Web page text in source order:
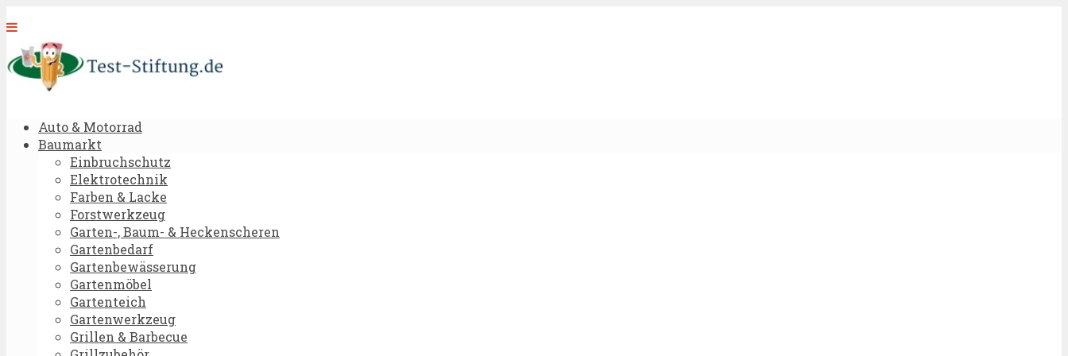
Auto & Motorrad
Baumarkt
Einbruchschutz
Elektrotechnik
Farben & Lacke
Forstwerkzeug
Garten-, Baum- & Heckenscheren
Gartenbedarf
Gartenbewässerung
Gartenmöbel
Gartenteich
Gartenwerkzeug
Grillen & Barbecue